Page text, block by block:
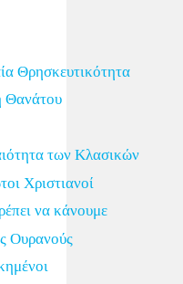
Θρησκευτικότητα
Θανάτου
των Κλασικών
Χριστιανοί
να κάνουμε
Ουρανούς